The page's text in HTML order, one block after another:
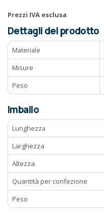
Prezzi IVA esclusa
Dettagli del prodotto
Materiale
Misure
Peso
Imballo
Lunghezza
Larghezza
Altezza
Quantità per confezione
Peso